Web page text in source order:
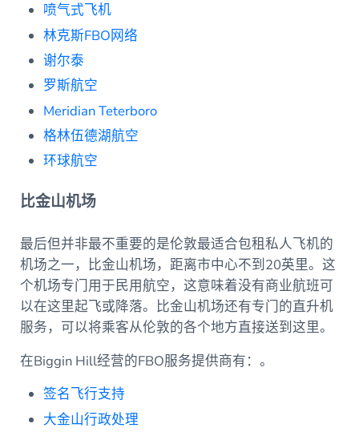
喷气式飞机
林克斯FBO网络
谢尔泰
罗斯航空
Meridian Teterboro
格林伍德湖航空
环球航空
比金山机场
最后但并非最不重要的是伦敦最适合包租私人飞机的
机场之一，比金山机场，距离市中心不到20英里。这
个机场专门用于民用航空，这意味着没有商业航班可
以在这里起飞或降落。比金山机场还有专门的直升机
服务，可以将乘客从伦敦的各个地方直接送到这里。
在Biggin Hill经营的FBO服务提供商有：。
签名飞行支持
大金山行政处理